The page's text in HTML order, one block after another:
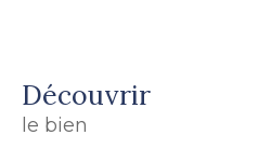
découvrir
le bien